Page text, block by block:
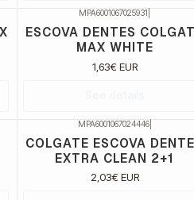
MPA6001067025931
ESCOVA DENTES
MAX WHITE
1,63€ EUR
MPA6001067024446|
COLGATE ESCOVA
EXTRA CLEAN 2+1
2,03€ EUR